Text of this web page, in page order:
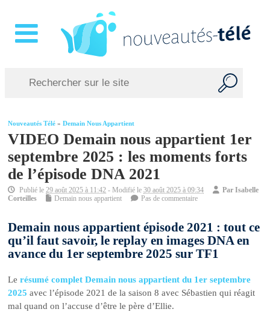
Nouveautés Télé »Demain Nous Appartient
VIDEO Demain nous appartient 1er
septembre 2025 : les moments forts
de l’épisode DNA 2021
Publié le29 août 2025 à 11:42 - Modifié le30 août 2025 à 09:34 ParIsabelle
Corteilles
Demain nous appartient Pas de commentaire
Demain nous appartient épisode 2021 : tout ce
qu’il faut savoir, le replay en images DNA en
avance du 1er septembre 2025 sur TF1
Lerésumé complet Demain nous appartient du 1er septembre
2025 avec l’épisode 2021 de la saison 8 avec Sébastien qui réagit
mal quand on l’accuse d’être le père d’Ellie.